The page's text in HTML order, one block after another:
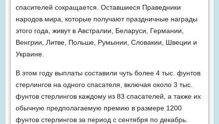
спасителей сокращается. Оставшиеся Праведники
народов мира, которые получают праздничные награды
этого года, живут в Австралии, Беларуси, Германии,
Венгрии, Литве, Польше, Румынии, Словакии, Швеции и
Украине.
В этом году выплаты составили чуть более 4 тыс. фунтов
стерлингов на одного спасателя, включая около 3 тыс.
фунтов стерлингов каждому из 83 спасателей, а также их
обычную предполагаемую премию в размере 1200
фунтов стерлингов за период с сентября по декабрь.